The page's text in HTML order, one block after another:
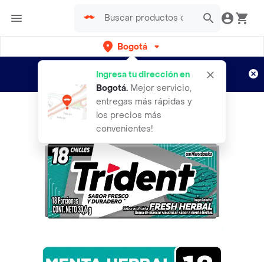
Bogotá
Ingresa tu dirección en
Bogotá. Mejor servicio,
entregas más rápidas y
los precios más
convenientes!
envíos gratis por semanas
Aplican TyC